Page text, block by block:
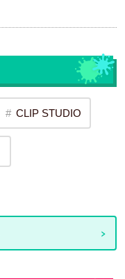
CLIP STUDIO